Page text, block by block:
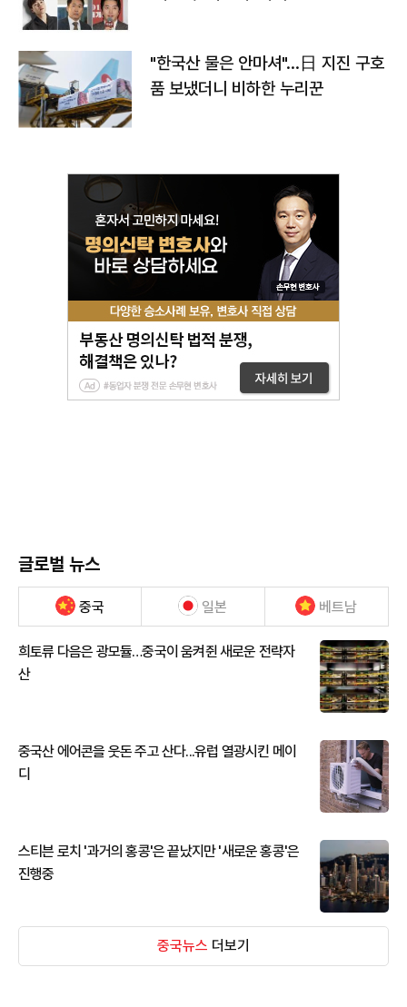
"한국산 물은 안마셔"…日 지진 구호
품 보냈더니 비하한 누리꾼
글로벌 뉴스
중국 일본 베트남
희토류 다음은 광모듈…중국이 움켜쥔 새로운 전략자
산
중국산 에어콘을 웃돈 주고 산다...유럽 열광시킨 메이
디
스티븐 로치 '과거의 홍콩'은 끝났지만 '새로운 홍콩'은
진행중
중국뉴스 더보기